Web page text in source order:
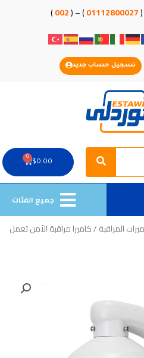
01112800027
) – (
002
)
تسجيل حساب جديد
Search
$0.00
0
Cart
جميع الفئات
المراقبة / كاميرا مراقبة الأمن تعمل